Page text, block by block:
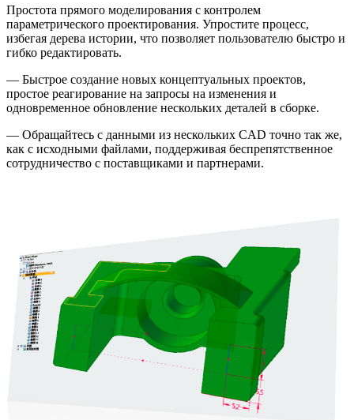
Простота прямого моделирования с контролем
параметрического проектирования. Упростите процесс,
избегая дерева истории, что позволяет пользователю быстро и
гибко редактировать.
— Быстрое создание новых концептуальных проектов,
простое реагирование на запросы на изменения и
одновременное обновление нескольких деталей в сборке.
— Обращайтесь с данными из нескольких CAD точно так же,
как с исходными файлами, поддерживая беспрепятственное
сотрудничество с поставщиками и партнерами.